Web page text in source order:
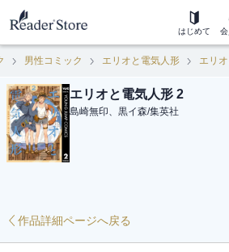
はじめて
男性コミック エリオと電気人形 エリ
エリオと電気人形 2
島崎無印、黒イ森/集英社
作品詳細ページへ戻る